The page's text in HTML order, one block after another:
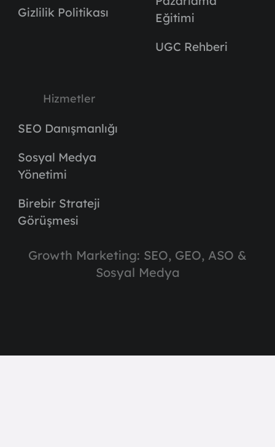
Gizlilik Politikası
Eğitimi
UGC Rehberi
Hizmetler
SEO Danışmanlığı
Sosyal Medya
Yönetimi
Birebir Strateji
Görüşmesi
Growth Marketing: SEO, GEO, ASO &
Sosyal Medya